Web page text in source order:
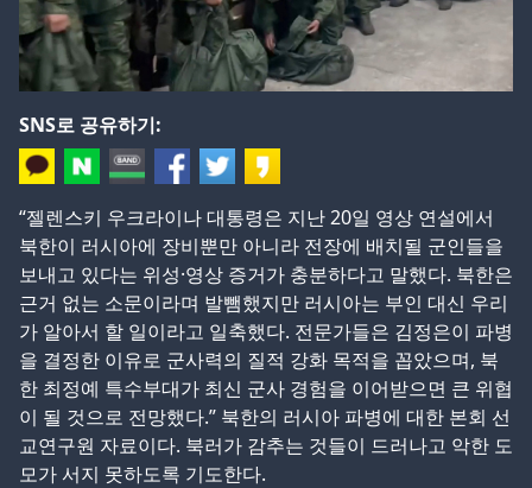
SNS로 공유하기:
“젤렌스키 우크라이나 대통령은 지난 20일 영상 연설에서
북한이 러시아에 장비뿐만 아니라 전장에 배치될 군인들을
보내고 있다는 위성·영상 증거가 충분하다고 말했다. 북한은
근거 없는 소문이라며 발뺌했지만 러시아는 부인 대신 우리
가 알아서 할 일이라고 일축했다. 전문가들은 김정은이 파병
을 결정한 이유로 군사력의 질적 강화 목적을 꼽았으며, 북
한 최정예 특수부대가 최신 군사 경험을 이어받으면 큰 위협
이 될 것으로 전망했다.” 북한의 러시아 파병에 대한 본회 선
교연구원 자료이다. 북러가 감추는 것들이 드러나고 악한 도
모가 서지 못하도록 기도한다.